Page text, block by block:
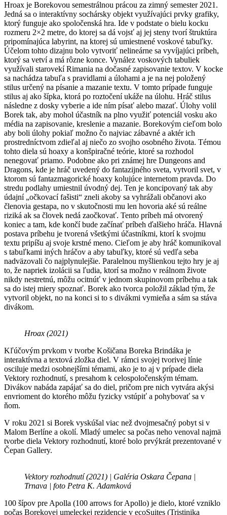
Hroax je Borekovou semestrálnou prácou za zimný semester 2021.
Jedná sa o interaktívny sochársky objekt využívajúci prvky grafiky,
ktorý funguje ako spoločenská hra. Ide v podstate o bielu kocku
rozmeru 2×2 metre, do ktorej sa dá vojsť aj jej steny tvorí štruktúra
pripomínajúca labyrint, na ktorej sú umiestnené voskové tabuľky.
Účelom tohto dizajnu bolo vytvoriť nelineárne sa vyvíjajúci príbeh,
ktorý sa vetví a má rôzne konce. Vynález voskových tabuliek
využívali starovekí Rimania na dočasné zapisovanie textov. V kocke
sa nachádza tabuľa s pravidlami a úlohami a je na nej položený
stilus určený na písanie a mazanie textu. V tomto prípade funguje
stilus aj ako šípka, ktorá po roztočení ukáže na úlohu. Hráč stilus
následne z dosky vyberie a ide ním písať alebo mazať. Úlohy volil
Borek tak, aby mohol účastník na plno využiť potenciál vosku ako
média na zapisovanie, kreslenie a mazanie. Borekovým cieľom bolo
aby boli úlohy pokiaľ možno čo najviac zábavné a aktér ich
prostredníctvom zdieľal aj niečo zo svojho osobného života. Témou
tohto diela sú hoaxy a konšpiračné teórie, ktoré sa rozhodol
nenegovať priamo. Podobne ako pri známej hre Dungeons and
Dragons, kde je hráč uvedený do fantazijného sveta, vytvoril svet, v
ktorom sú fantazmagorické hoaxy kolujúce internetom pravda. Do
stredu podlahy umiestnil úvodný dej. Ten je koncipovaný tak aby
údajní „očkovací fašisti“ zneli akoby sa vyhrážali občanovi ako
členovia gestapa, no v skutočnosti mu len hovoria aké sú reálne
riziká ak sa človek nedá zaočkovať. Tento príbeh má otvorený
koniec a tam, kde končí bude začínať príbeh ďalšieho hráča. Hlavná
postava príbehu je tvorená všetkými účastníkmi, ktorí k svojmu
textu pripíšu aj svoje krstné meno. Cieľom je aby hráč komunikoval
s tabuľkami iných hráčov a aby tabuľky, ktoré sú vedľa seba
nadväzovali čo najplynulejšie. Paralelnou myšlienkou tejto hry je aj
to, že napriek izolácii sa ľudia, ktorí sa možno v reálnom živote
nikdy nestretnú, môžu ocitnúť v jednom skupinovom príbehu a tak
sa do istej miery spoznať. Borek ako tvorca položil základ tým, že
vytvoril objekt, no na konci si to s divákmi vymieňa a sám sa stáva
divákom.
Hroax (2021)
Kľúčovým prvkom v tvorbe Košičana Boreka Brindáka je
interaktívna a textová zložka diel. V rámci svojej tvorivej línie
osciluje medzi osobnejšími témami, ako je to aj v prípade diela
Vektory rozhodnutí, s presahom k celospoločenským témam.
Divákov nabáda zapájať sa do diel, pričom pre nich vytvára akýsi
envrioment do ktorého môžu fyzicky vstúpiť a pohybovať sa v
ňom.
V roku 2021 si Borek vyskúšal viac než dvojmesačný pobyt si v
Malom Berlíne a okolí. Mladý umelec sa počas neho venoval najmä
tvorbe diela Vektory rozhodnutí, ktoré bolo prvýkrát prezentované v
Čepan Gallery.
Vektory rozhodnutí (2021) | Galéria Oskara Čepana |
Trnava | foto Petra K. Adamková
100 šípov pre Apolla (100 arrows for Apollo) je dielo, ktoré vzniklo
počas Borekovej umeleckej rezidencie v ecoSuites (Tristinika